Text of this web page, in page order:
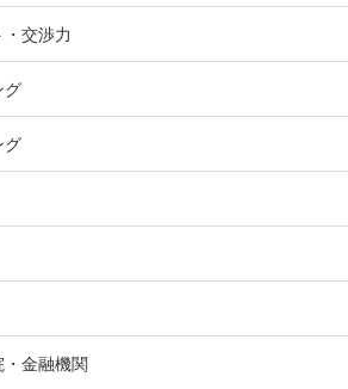
交渉力
グ
グ
・金融機関